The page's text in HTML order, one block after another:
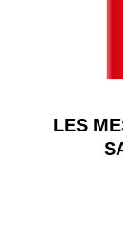
LES